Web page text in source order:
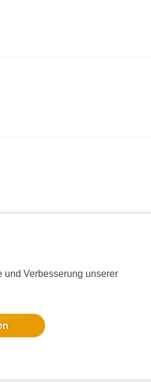
Verbesserung unserer
GÖTZ ALY: Von der Anpassung zur Korruption – Künstler:innen in Hitlers Deutschland